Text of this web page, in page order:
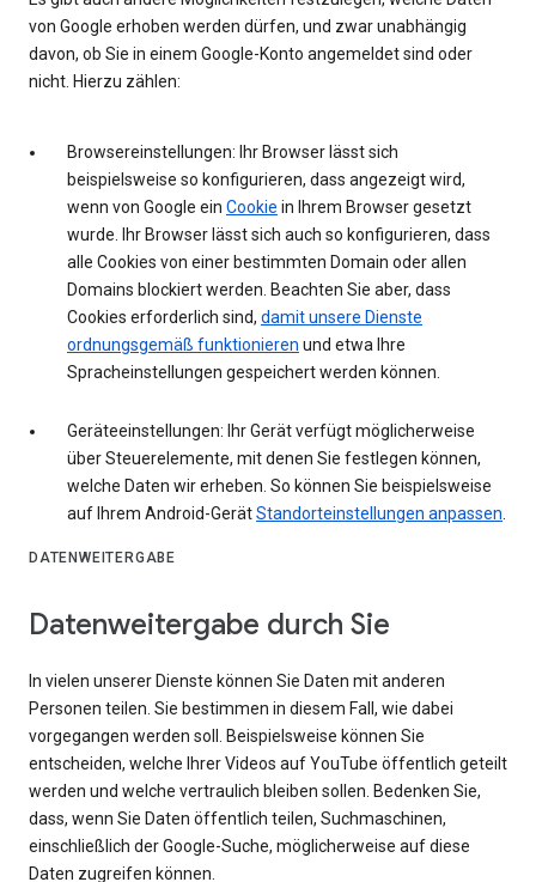
von Google erhoben werden dürfen, und zwar unabhängig
davon, ob Sie in einem Google-Konto angemeldet sind oder
nicht. Hierzu zählen:
Browsereinstellungen: Ihr Browser lässt sich
beispielsweise so konfigurieren, dass angezeigt wird,
wenn von Google ein Cookie in Ihrem Browser gesetzt
wurde. Ihr Browser lässt sich auch so konfigurieren, dass
alle Cookies von einer bestimmten Domain oder allen
Domains blockiert werden. Beachten Sie aber, dass
Cookies erforderlich sind, damit unsere Dienste
ordnungsgemäß funktionieren und etwa Ihre
Spracheinstellungen gespeichert werden können.
Geräteeinstellungen: Ihr Gerät verfügt möglicherweise
über Steuerelemente, mit denen Sie festlegen können,
welche Daten wir erheben. So können Sie beispielsweise
auf Ihrem Android-GerätStandorteinstellungen anpassen
DATENWEITERGABE
Datenweitergabe durch Sie
In vielen unserer Dienste können Sie Daten mit anderen
Personen teilen. Sie bestimmen in diesem Fall, wie dabei
vorgegangen werden soll. Beispielsweise können Sie
entscheiden, welche Ihrer Videos auf YouTube öffentlich geteilt
werden und welche vertraulich bleiben sollen. Bedenken Sie,
dass, wenn Sie Daten öffentlich teilen, Suchmaschinen,
einschließlich der Google-Suche, möglicherweise auf diese
Daten zugreifen können.